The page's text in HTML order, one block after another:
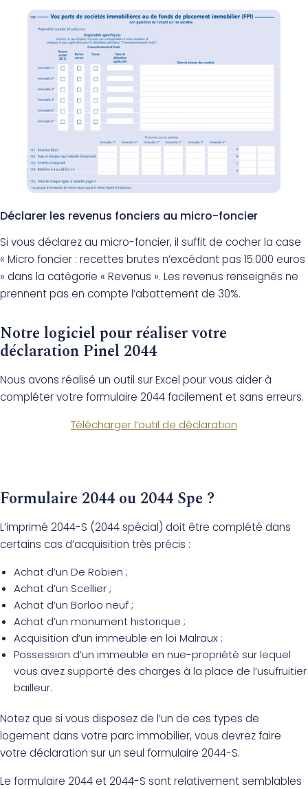
Déclarer les revenus fonciers au micro-foncier
Si vous déclarez au micro-foncier, il suffit de cocher la case
« Micro foncier : recettes brutes n’excédant pas 15.000 euros
» dans la catégorie « Revenus ». Les revenus renseignés ne
prennent pas en compte l’abattement de 30%.
Notre logiciel pour réaliser votre
déclaration Pinel 2044
Nous avons réalisé un outil sur Excel pour vous aider à
compléter votre formulaire 2044 facilement et sans erreurs.
Télécharger l’outil de déclaration
Formulaire 2044 ou 2044 Spe ?
L’imprimé 2044-S (2044 spécial) doit être complété dans
certains cas d’acquisition très précis :
Achat d’un De Robien ;
Achat d’un Scellier ;
Achat d’un Borloo neuf ;
Achat d’un monument historique ;
Acquisition d’un immeuble en loi Malraux ;
Possession d’un immeuble en nue-propriété sur lequel
vous avez supporté des charges à la place de l’usufruitier
bailleur.
Notez que si vous disposez de l’un de ces types de
logement dans votre parc immobilier, vous devrez faire
votre déclaration sur un seul formulaire 2044-S.
Le formulaire 2044 et 2044-S sont relativement semblables